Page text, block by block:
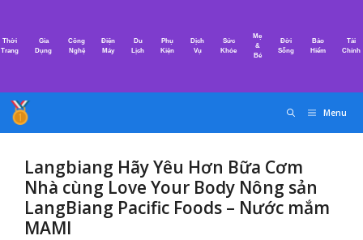
nội
Thời
Trang
Gia
Dụng
Công
Nghệ
Điện
Máy
Du
Lịch
Phụ
Kiện
Dịch
Vụ
Sức
Khỏe
Mẹ
&
Bé
Đời
Sống
Bảo
Hiểm
Tài
Chính
Menu
Langbiang Hãy Yêu Hơn Bữa Cơm
Nhà cùng Love Your Body Nông sản
LangBiang Pacific Foods – Nước mắm
MAMI